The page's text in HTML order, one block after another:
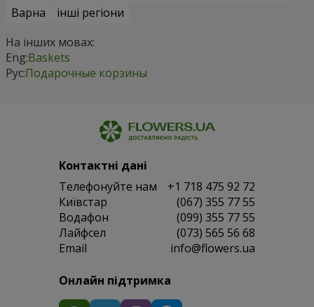
Варна
інші регіони
На інших мовах:
Eng:Baskets
Рус:Подарочные корзины
Контактні дані
Телефонуйте нам
+1 718 475 92 72
Київстар
(067) 355 77 55
Водафон
(099) 355 77 55
Лайфсел
(073) 565 56 68
Email
info@flowers.ua
Онлайн підтримка